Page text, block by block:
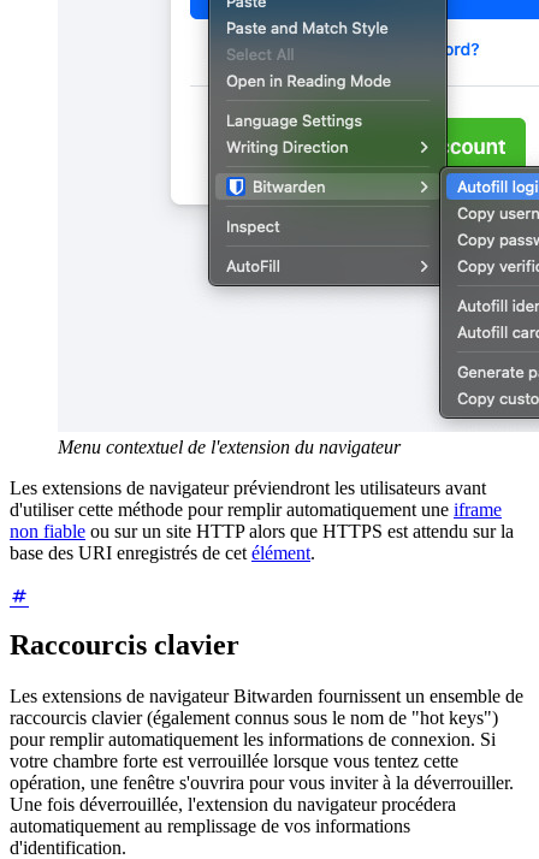
Menu contextuel de l'extension du navigateur
Les extensions de navigateur préviendront les utilisateurs avant
d'utiliser cette méthode pour remplir automatiquement une iframe
non fiable ou sur un site HTTP alors que HTTPS est attendu sur la
base des URI enregistrés de cet élément.
Raccourcis clavier
Les extensions de navigateur Bitwarden fournissent un ensemble de
raccourcis clavier (également connus sous le nom de "hot keys")
pour remplir automatiquement les informations de connexion. Si
votre chambre forte est verrouillée lorsque vous tentez cette
opération, une fenêtre s'ouvrira pour vous inviter à la déverrouiller.
Une fois déverrouillée, l'extension du navigateur procédera
automatiquement au remplissage de vos informations
d'identification.